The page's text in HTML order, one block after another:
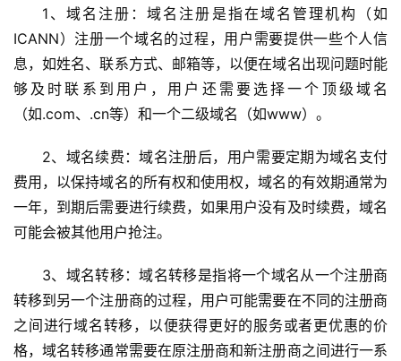
1、域名注册：域名注册是指在域名管理机构（如
ICANN）注册一个域名的过程，用户需要提供一些个人信
息，如姓名、联系方式、邮箱等，以便在域名出现问题时能
够及时联系到用户，用户还需要选择一个顶级域名
（如.com、.cn等）和一个二级域名（如www）。
2、域名续费：域名注册后，用户需要定期为域名支付
费用，以保持域名的所有权和使用权，域名的有效期通常为
一年，到期后需要进行续费，如果用户没有及时续费，域名
可能会被其他用户抢注。
3、域名转移：域名转移是指将一个域名从一个注册商
转移到另一个注册商的过程，用户可能需要在不同的注册商
之间进行域名转移，以便获得更好的服务或者更优惠的价
格，域名转移通常需要在原注册商和新注册商之间进行一系